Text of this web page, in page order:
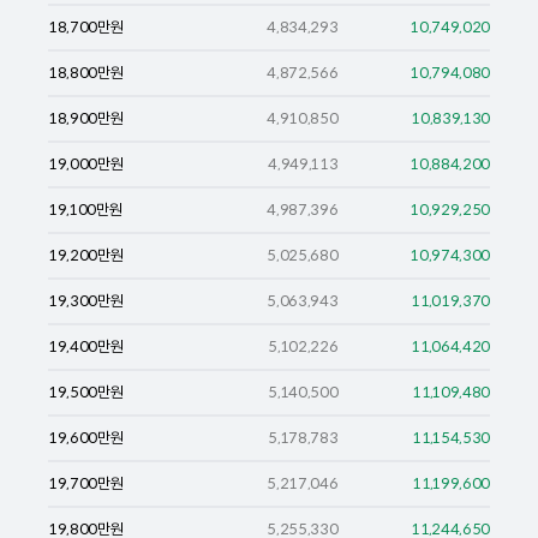
18,700만원 4,834,293 10,749,020
18,800만원 4,872,566 10,794,080
18,900만원 4,910,850 10,839,130
19,000만원 4,949,113 10,884,200
19,100만원 4,987,396 10,929,250
19,200만원 5,025,680 10,974,300
19,300만원 5,063,943 11,019,370
19,400만원 5,102,226 11,064,420
19,500만원 5,140,500 11,109,480
19,600만원 5,178,783 11,154,530
19,700만원 5,217,046 11,199,600
19,800만원 5,255,330 11,244,650